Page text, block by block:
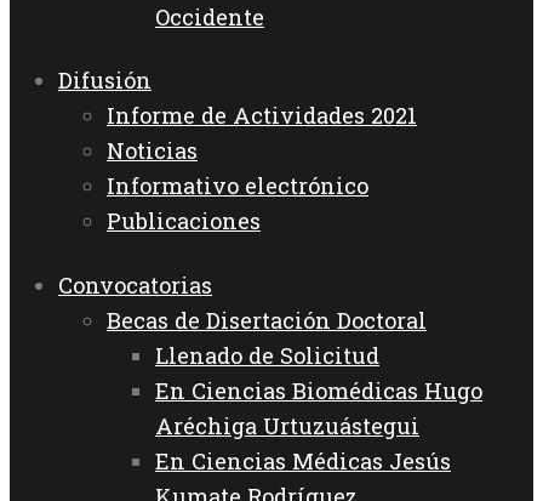
Occidente
Difusión
Informe de Actividades 2021
Noticias
Informativo electrónico
Publicaciones
Convocatorias
Becas de Disertación Doctoral
Llenado de Solicitud
En Ciencias Biomédicas Hugo
Aréchiga Urtuzuástegui
En Ciencias Médicas Jesús